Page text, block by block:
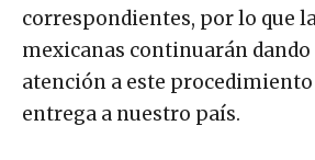
correspondientes, por lo que
mexicanas continuarán
atención a este
entrega a nuestro país.